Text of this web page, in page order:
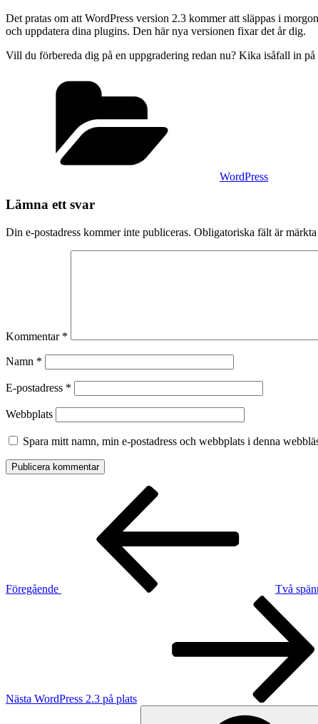
Det pratas om att WordPress version 2.3 kommer att släppas i
och uppdatera dina plugins. Den här nya versionen fixar det år dig.
Vill du förbereda dig på en uppgradering redan nu? Kika isåfall in på
WordPress
Lämna ett svar
Din e-postadress kommer inte publiceras. Obligatoriska fält är märkta
Kommentar *
Namn *
E-postadress *
Webbplats
Spara mitt namn, min e-postadress och webbplats i denna
Inläggsnavigering
Föregående
Två
Nästa WordPress 2.3 på plats